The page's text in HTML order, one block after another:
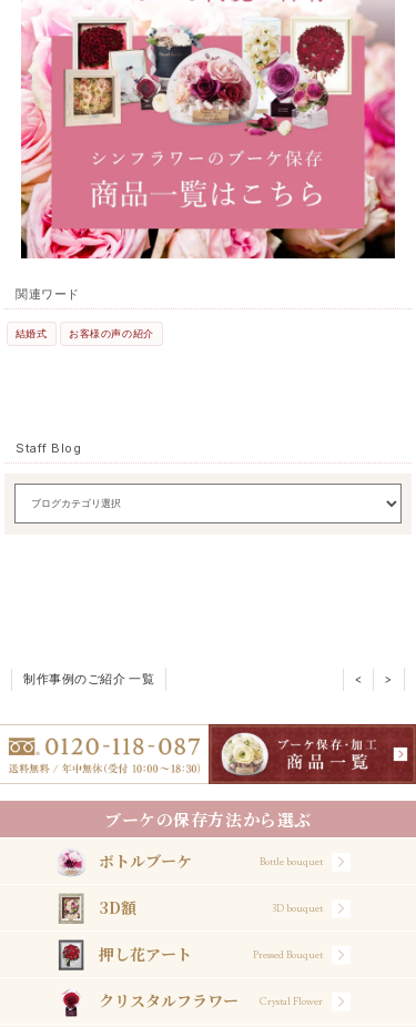
関連ワード
結婚式 お客様の声の紹介
Staff Blog
制作事例のご紹介 一覧 < >
ブーケの保存方法から選ぶ
ボトルブーケ Bottle bouquet
3D額 3D bouquet
押し花アート Pressed Bouquet
クリスタルフラワー Crystal Flower